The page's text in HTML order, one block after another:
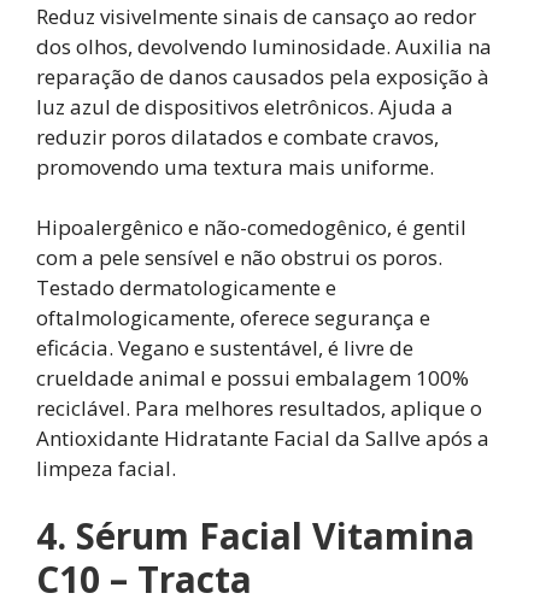
Reduz visivelmente sinais de cansaço ao redor
dos olhos, devolvendo luminosidade. Auxilia na
reparação de danos causados pela exposição à
luz azul de dispositivos eletrônicos. Ajuda a
reduzir poros dilatados e combate cravos,
promovendo uma textura mais uniforme.
Hipoalergênico e não-comedogênico, é gentil
com a pele sensível e não obstrui os poros.
Testado dermatologicamente e
oftalmologicamente, oferece segurança e
eficácia. Vegano e sustentável, é livre de
crueldade animal e possui embalagem 100%
reciclável. Para melhores resultados, aplique o
Antioxidante Hidratante Facial da Sallve após a
limpeza facial.
4. Sérum Facial Vitamina
C10 – Tracta